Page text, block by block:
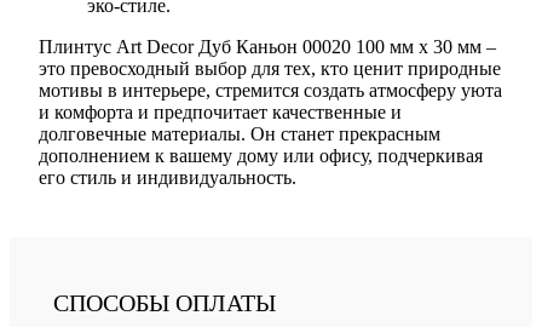
эко-стиле.
Плинтус Art Decor Дуб Каньон 00020 100 мм х 30 мм –
это превосходный выбор для тех, кто ценит природные
мотивы в интерьере, стремится создать атмосферу уюта
и комфорта и предпочитает качественные и
долговечные материалы. Он станет прекрасным
дополнением к вашему дому или офису, подчеркивая
его стиль и индивидуальность.
СПОСОБЫ ОПЛАТЫ